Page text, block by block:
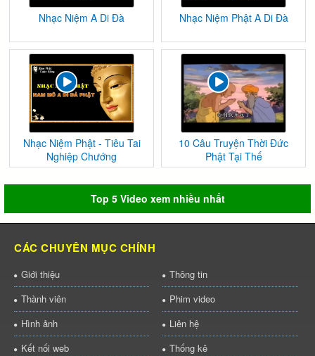
Nhạc Niệm A Di Đà Nhạc Niệm Phật A Di Đà
Nhạc Niệm Phật - Tiêu Tai
Nghiệp Chướng
10 Câu Truyện Thời Đức
Phật Tại Thế
Top 5 Video xem nhiều nhất
CÁC CHUYÊN MỤC CHÍNH
Giới thiệu
Thông tin
Thành viên
Phim video
Hình ảnh
Liên hệ
Kết nối web
Thống kê